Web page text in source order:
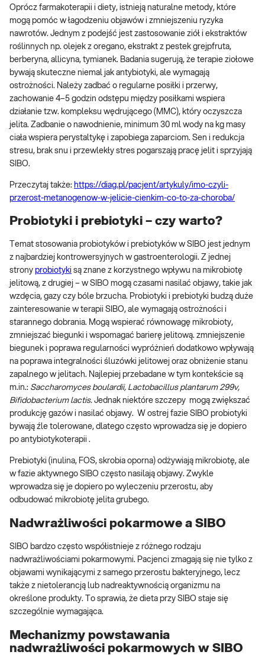
Oprócz farmakoterapii i diety, istnieją naturalne metody, które
mogą pomóc w łagodzeniu objawów i zmniejszeniu ryzyka
nawrotów. Jednym z podejść jest zastosowanie ziół i ekstraktów
roślinnych np. olejek z oregano, ekstrakt z pestek grejpfruta,
berberyna, allicyna, tymianek. Badania sugerują, że terapie ziołowe
bywają skuteczne niemal jak antybiotyki, ale wymagają
ostrożności. Należy zadbać o regularne posiłki i przerwy,
zachowanie 4–5 godzin odstępu między posiłkami wspiera
działanie tzw. kompleksu wędrującego (MMC), który oczyszcza
jelita. Zadbanie o nawodnienie, minimum 30 ml wody na kg masy
ciała wspiera perystaltykę i zapobiega zaparciom. Sen i redukcja
stresu, brak snu i przewlekły stres pogarszają pracę jelit i sprzyjają
SIBO.
Przeczytaj także: https://diag.pl/pacjent/artykuly/imo-czyli-
przerost-metanogenow-w-jelicie-cienkim-co-to-za-choroba/
Probiotyki i prebiotyki – czy warto?
Temat stosowania probiotyków i prebiotyków w SIBO jest jednym
z najbardziej kontrowersyjnych w gastroenterologii. Z jednej
strony probiotyki są znane z korzystnego wpływu na mikrobiotę
jelitową, z drugiej – w SIBO mogą czasami nasilać objawy, takie jak
wzdęcia, gazy czy bóle brzucha. Probiotyki i prebiotyki budzą duże
zainteresowanie w terapii SIBO, ale wymagają ostrożności i
starannego dobrania. Mogą wspierać równowagę mikrobioty,
zmniejszać biegunki i wspomagać barierę jelitową. zmniejszenie
biegunek i poprawa regularności wypróżnień dodatkowo wpływają
na poprawa integralności śluzówki jelitowej oraz obniżenie stanu
zapalnego w jelitach. Najlepiej przebadane w tym kontekście są
m.in.: Saccharomyces boulardii, Lactobacillus plantarum 299v,
Bifidobacterium lactis. Jednak niektóre szczepy mogą zwiększać
produkcję gazów i nasilać objawy. W ostrej fazie SIBO probiotyki
bywają źle tolerowane, dlatego często wprowadza się je dopiero
po antybiotykoterapii .
Prebiotyki (inulina, FOS, skrobia oporna) odżywiają mikrobiotę, ale
w fazie aktywnego SIBO często nasilają objawy. Zwykle
wprowadza się je dopiero po wyleczeniu przerostu, aby
odbudować mikrobiotę jelita grubego.
Nadwrażliwości pokarmowe a SIBO
SIBO bardzo często współistnieje z różnego rodzaju
nadwrażliwościami pokarmowymi. Pacjenci zmagają się nie tylko z
objawami wynikającymi z samego przerostu bakteryjnego, lecz
także z nietolerancją lub nadreaktywnością organizmu na
określone produkty. To sprawia, że dieta przy SIBO staje się
szczególnie wymagająca.
Mechanizmy powstawania
nadwrażliwości pokarmowych w SIBO